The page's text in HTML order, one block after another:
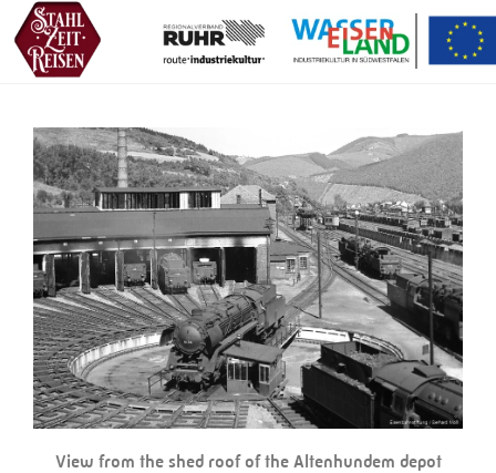
View from the shed roof of the Altenhundem depot